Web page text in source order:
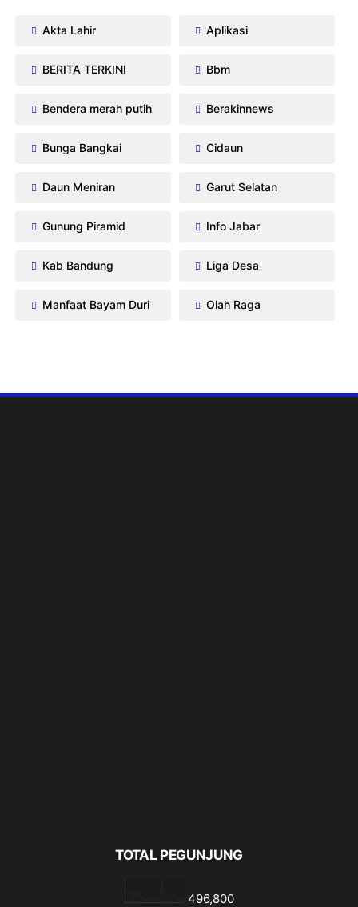
Akta Lahir Aplikasi
BERITA TERKINI Bbm
Bendera merah putih Berakinnews
Bunga Bangkai Cidaun
Daun Meniran Garut Selatan
Gunung Piramid Info Jabar
Kab Bandung Liga Desa
Manfaat Bayam Duri Olah Raga
TOTAL PEGUNJUNG
496,800